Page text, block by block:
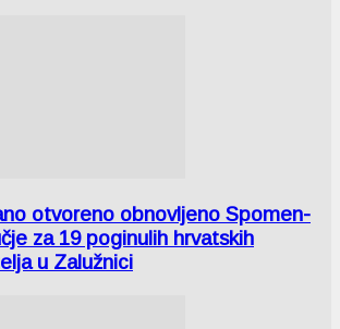
otvoreno obnovljeno Spomen-
za 19 poginulih hrvatskih
u Zalužnici